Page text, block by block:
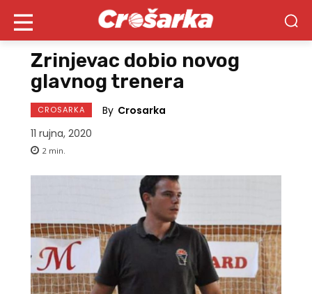
Zrinjevac dobio novog
glavnog trenera
CROSARKA By Crosarka
11 rujna, 2020
2 min.